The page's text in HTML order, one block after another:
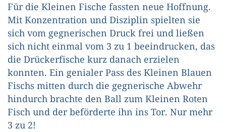
Für die Kleinen Fische fassten neue Hoffnung.
Mit Konzentration und Disziplin spielten sie
sich vom gegnerischen Druck frei und ließen
sich nicht einmal vom 3 zu 1 beeindrucken, das
die Drückerfische kurz danach erzielen
konnten. Ein genialer Pass des Kleinen Blauen
Fischs mitten durch die gegnerische Abwehr
hindurch brachte den Ball zum Kleinen Roten
Fisch und der beförderte ihn ins Tor. Nur mehr
3 zu 2!